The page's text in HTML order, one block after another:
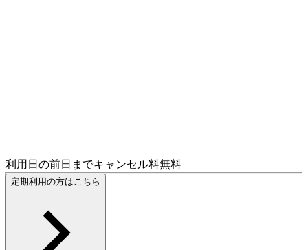
利用日の前日までキャンセル料無料
定期利用の方はこちら